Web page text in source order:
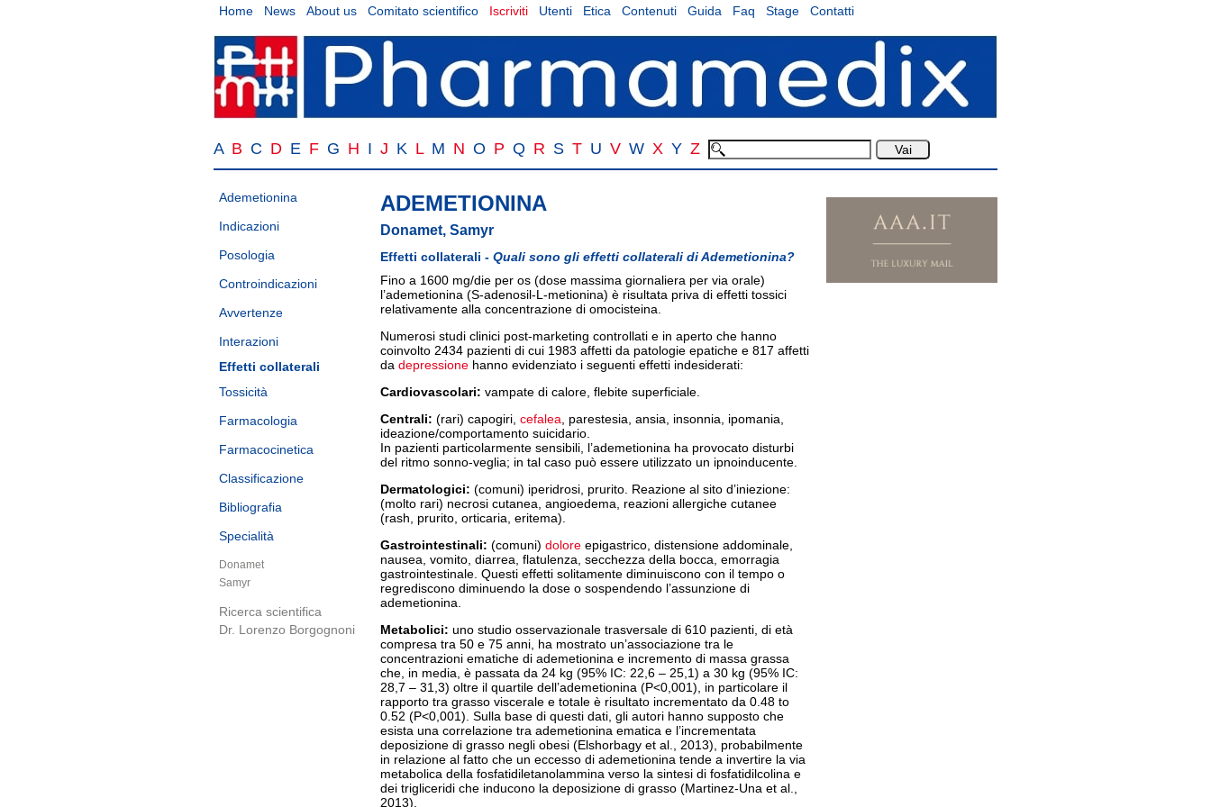
Home News About us Comitato scientifico Iscriviti Utenti Etica Contenuti Guida Faq Stage Contatti
A B C D E F G H I J K L M N O P Q R S T U V W X Y Z
Ademetionina
Indicazioni
Posologia
Controindicazioni
Avvertenze
Interazioni
Effetti collaterali
Tossicità
Farmacologia
Farmacocinetica
Classificazione
Bibliografia
Specialità
Donamet
Samyr
Ricerca scientifica
Dr. Lorenzo Borgognoni
ADEMETIONINA
Donamet, Samyr
Effetti collaterali - Quali sono gli effetti collaterali di Ademetionina?
Fino a 1600 mg/die per os (dose massima giornaliera per via orale)
l’ademetionina (S-adenosil-L-metionina) è risultata priva di effetti tossici
relativamente alla concentrazione di omocisteina.
Numerosi studi clinici post-marketing controllati e in aperto che hanno
coinvolto 2434 pazienti di cui 1983 affetti da patologie epatiche e 817 affetti
da depressione hanno evidenziato i seguenti effetti indesiderati:
Cardiovascolari: vampate di calore, flebite superficiale.
Centrali: (rari) capogiri, cefalea , parestesia, ansia, insonnia, ipomania,
ideazione/comportamento suicidario.
In pazienti particolarmente sensibili, l’ademetionina ha provocato disturbi
del ritmo sonno-veglia; in tal caso può essere utilizzato un ipnoinducente.
Dermatologici: (comuni) iperidrosi, prurito. Reazione al sito d’iniezione:
(molto rari) necrosi cutanea, angioedema, reazioni allergiche cutanee
(rash, prurito, orticaria, eritema).
Gastrointestinali: (comuni) dolore epigastrico, distensione addominale,
nausea, vomito, diarrea, flatulenza, secchezza della bocca, emorragia
gastrointestinale. Questi effetti solitamente diminuiscono con il tempo o
regrediscono diminuendo la dose o sospendendo l’assunzione di
ademetionina.
Metabolici: uno studio osservazionale trasversale di 610 pazienti, di età
compresa tra 50 e 75 anni, ha mostrato un’associazione tra le
concentrazioni ematiche di ademetionina e incremento di massa grassa
che, in media, è passata da 24 kg (95% IC: 22,6 – 25,1) a 30 kg (95% IC:
28,7 – 31,3) oltre il quartile dell’ademetionina (P<0,001), in particolare il
rapporto tra grasso viscerale e totale è risultato incrementato da 0.48 to
0.52 (P<0,001). Sulla base di questi dati, gli autori hanno supposto che
esista una correlazione tra ademetionina ematica e l’incrementata
deposizione di grasso negli obesi (Elshorbagy et al., 2013), probabilmente
in relazione al fatto che un eccesso di ademetionina tende a invertire la via
metabolica della fosfatidiletanolammina verso la sintesi di fosfatidilcolina e
dei trigliceridi che inducono la deposizione di grasso (Martinez-Una et al.,
2013).